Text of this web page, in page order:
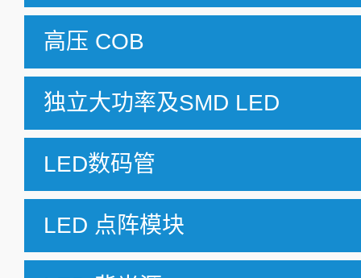
高压 COB
独立大功率及SMD LED
LED数码管
LED 点阵模块